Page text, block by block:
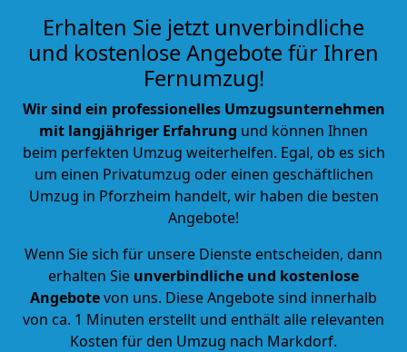
Erhalten Sie jetzt unverbindliche
und kostenlose Angebote für Ihren
Fernumzug!
Wir sind ein professionelles Umzugsunternehmen
mit langjähriger Erfahrung und können Ihnen
beim perfekten Umzug weiterhelfen. Egal, ob es sich
um einen Privatumzug oder einen geschäftlichen
Umzug in Pforzheim handelt, wir haben die besten
Angebote!
Wenn Sie sich für unsere Dienste entscheiden, dann
erhalten Sie unverbindliche und kostenlose
Angebotevon uns. Diese Angebote sind innerhalb
von ca. 1 Minuten erstellt und enthält alle relevanten
Kosten für den Umzug nach Markdorf.